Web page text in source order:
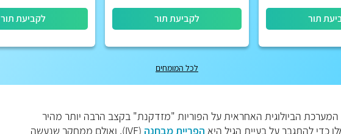
תור לקביעת תור לקביעת תור
לכל המומחים
המערכת הביולוגית האחראית על הפוריות "מזדקנת" בקצב הרבה יותר מהיר
להתגבר על בעיית הגיל היא הפריית מבחנה
(IVF), ואולם ממחקר שנעשה